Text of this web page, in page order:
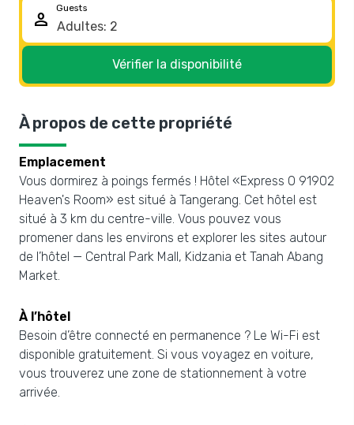
person
Guests
Vérifier la disponibilité
À propos de cette propriété
Emplacement
Vous dormirez à poings fermés ! Hôtel «Express O 91902
Heaven's Room» est situé à Tangerang. Cet hôtel est
situé à 3 km du centre-ville. Vous pouvez vous
promener dans les environs et explorer les sites autour
de l’hôtel — Central Park Mall, Kidzania et Tanah Abang
Market.
À l’hôtel
Besoin d’être connecté en permanence ? Le Wi-Fi est
disponible gratuitement. Si vous voyagez en voiture,
vous trouverez une zone de stationnement à votre
arrivée.